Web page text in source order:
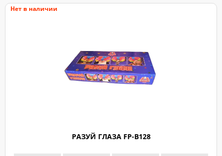
Нет в наличии
РАЗУЙ ГЛАЗА FP-B128